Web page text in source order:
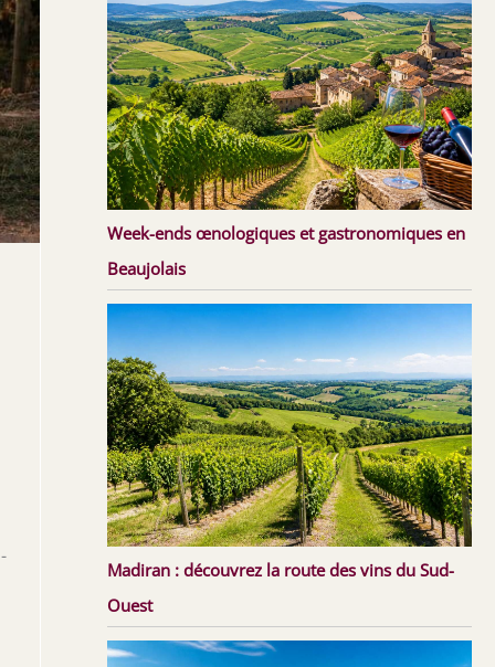
Week-ends œnologiques et gastronomiques en
Beaujolais
Madiran : découvrez la route des vins du Sud-
Ouest